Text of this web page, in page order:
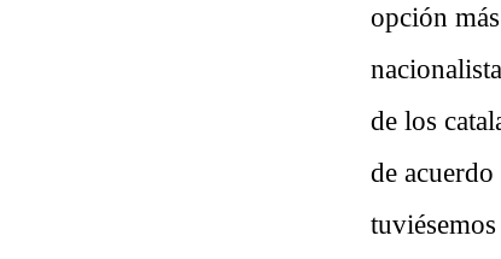
opción
de los
de